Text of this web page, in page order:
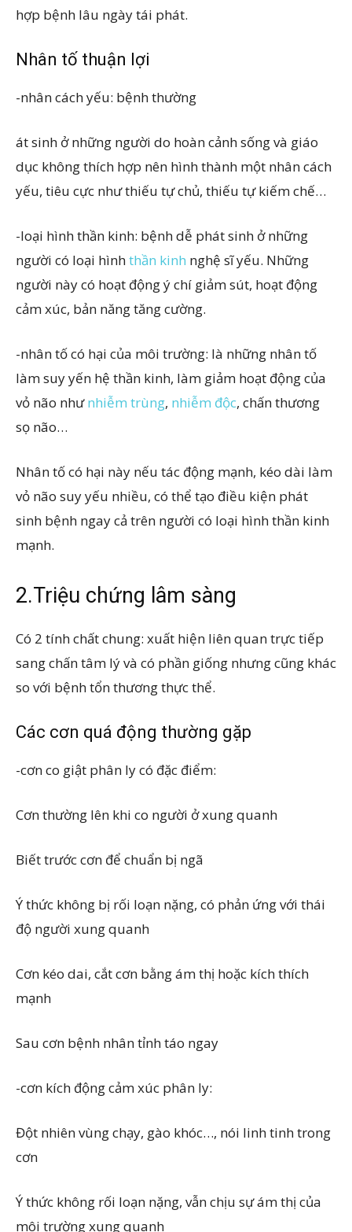
hợp bệnh lâu ngày tái phát.
Nhân tố thuận lợi
-nhân cách yếu: bệnh thường
át sinh ở những người do hoàn cảnh sống và giáo
dục không thích hợp nên hình thành một nhân cách
yếu, tiêu cực như thiếu tự chủ, thiếu tự kiếm chế…
-loại hình thần kinh: bệnh dễ phát sinh ở những
người có loại hìnhthần kinh nghệ sĩ yếu. Những
người này có hoạt động ý chí giảm sút, hoạt động
cảm xúc, bản năng tăng cường.
-nhân tố có hại của môi trường: là những nhân tố
làm suy yến hệ thần kinh, làm giảm hoạt động của
vỏ não nhưnhiễm trùng, nhiễm độc, chấn thương
sọ não…
Nhân tố có hại này nếu tác động mạnh, kéo dài làm
vỏ não suy yếu nhiều, có thể tạo điều kiện phát
sinh bệnh ngay cả trên người có loại hình thần kinh
mạnh.
2.Triệu chứng lâm sàng
Có 2 tính chất chung: xuất hiện liên quan trực tiếp
sang chấn tâm lý và có phần giống nhưng cũng khác
so với bệnh tổn thương thực thể.
Các cơn quá động thường gặp
-cơn co giật phân ly có đặc điểm:
Cơn thường lên khi co người ở xung quanh
Biết trước cơn để chuẩn bị ngã
Ý thức không bị rối loạn nặng, có phản ứng với thái
độ người xung quanh
Cơn kéo dai, cắt cơn bằng ám thị hoặc kích thích
mạnh
Sau cơn bệnh nhân tỉnh táo ngay
-cơn kích động cảm xúc phân ly:
Đột nhiên vùng chạy, gào khóc…, nói linh tinh trong
cơn
Ý thức không rối loạn nặng, vẫn chịu sự ám thị của
môi trường xung quanh